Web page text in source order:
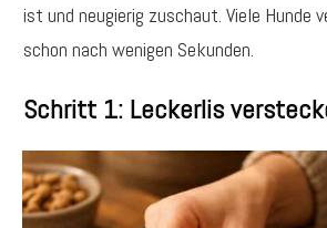
ist und neugierig zuschaut. Viele Hunde
schon nach wenigen Sekunden.
Schritt 1: Leckerlis